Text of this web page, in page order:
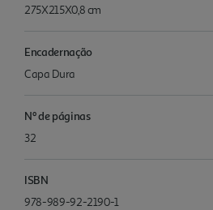
275X215X0,8 cm
Encadernação
Capa Dura
Nº de páginas
32
ISBN
978-989-92-2190-1